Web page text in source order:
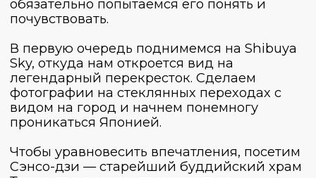
День 5 День 6
День 9 День 10
Сегодня будет долгий день, потому что мы
отправляемся на озеро Кавагутико, где
среди туманов и хвойных склонов
самых живописных мест страны: гладь
воды отражает идеальный конус
священной горы, а воздух пахнет соснами.
Озеро Кавагутико, Фудзи, пагода
Чурейто, возвращение в Токио.